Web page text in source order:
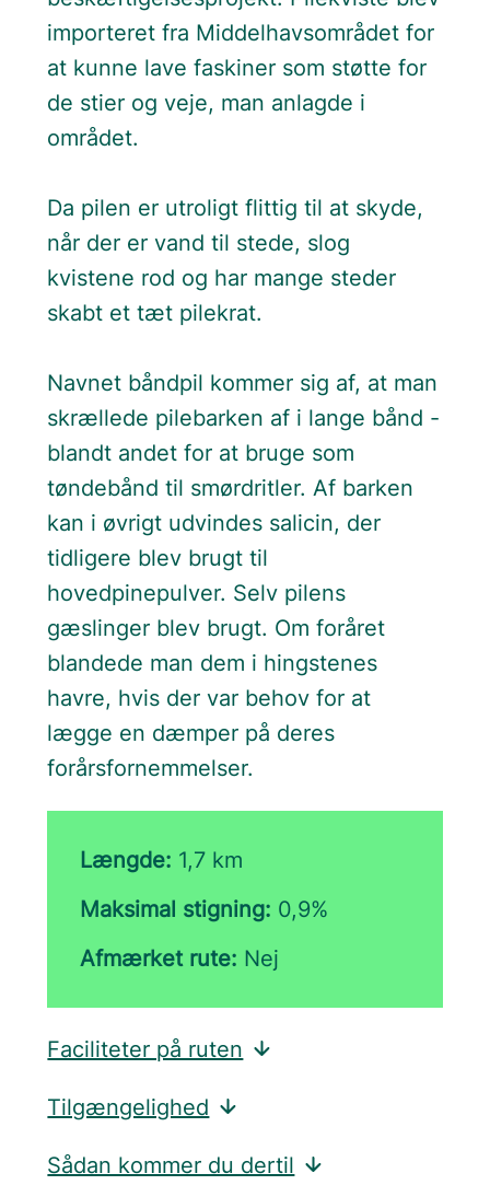
importeret fra Middelhavsområdet for
at kunne lave faskiner som støtte for
de stier og veje, man anlagde i
området.
Da pilen er utroligt flittig til at skyde,
når der er vand til stede, slog
kvistene rod og har mange steder
skabt et tæt pilekrat.
Navnet båndpil kommer sig af, at man
skrællede pilebarken af i lange bånd -
blandt andet for at bruge som
tøndebånd til smørdritler. Af barken
kan i øvrigt udvindes salicin, der
tidligere blev brugt til
hovedpinepulver. Selv pilens
gæslinger blev brugt. Om foråret
blandede man dem i hingstenes
havre, hvis der var behov for at
lægge en dæmper på deres
forårsfornemmelser.
Længde: 1,7 km
Maksimal stigning: 0,9%
Afmærket rute: Nej
Faciliteter på ruten
Tilgængelighed
Sådan kommer du dertil